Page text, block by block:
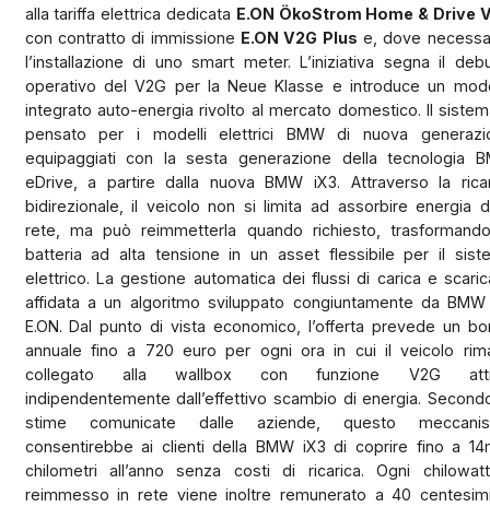
alla tariffa elettrica dedicata E.ON ÖkoStrom Home & Drive
con contratto di immissione E.ON V2G Plus e, dove
l’installazione di uno smart meter. L’iniziativa segna il
operativo del V2G per la Neue Klasse e introduce un
integrato auto-energia rivolto al mercato domestico. Il
pensato per i modelli elettrici BMW di nuova
equipaggiati con la sesta generazione della tecnologia
eDrive, a partire dalla nuova BMW iX3. Attraverso la
bidirezionale, il veicolo non si limita ad assorbire energia
rete, ma può reimmetterla quando richiesto,
batteria ad alta tensione in un asset flessibile per il
elettrico. La gestione automatica dei flussi di carica e
affidata a un algoritmo sviluppato congiuntamente da
E.ON. Dal punto di vista economico, l’offerta prevede un
annuale fino a 720 euro per ogni ora in cui il veicolo
collegato alla wallbox con funzione V2G
indipendentemente dall’effettivo scambio di energia.
stime comunicate dalle aziende, questo
consentirebbe ai clienti della BMW iX3 di coprire fino a
chilometri all’anno senza costi di ricarica. Ogni
reimmesso in rete viene inoltre remunerato a 40